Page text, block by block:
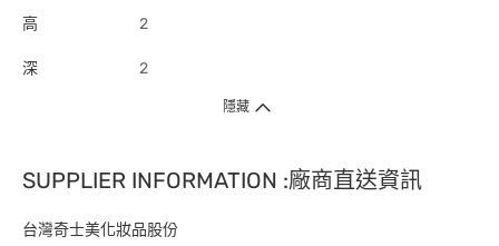
高 2
深 2
隱藏
SUPPLIER INFORMATION :廠商直送資訊
台灣奇士美化妝品股份